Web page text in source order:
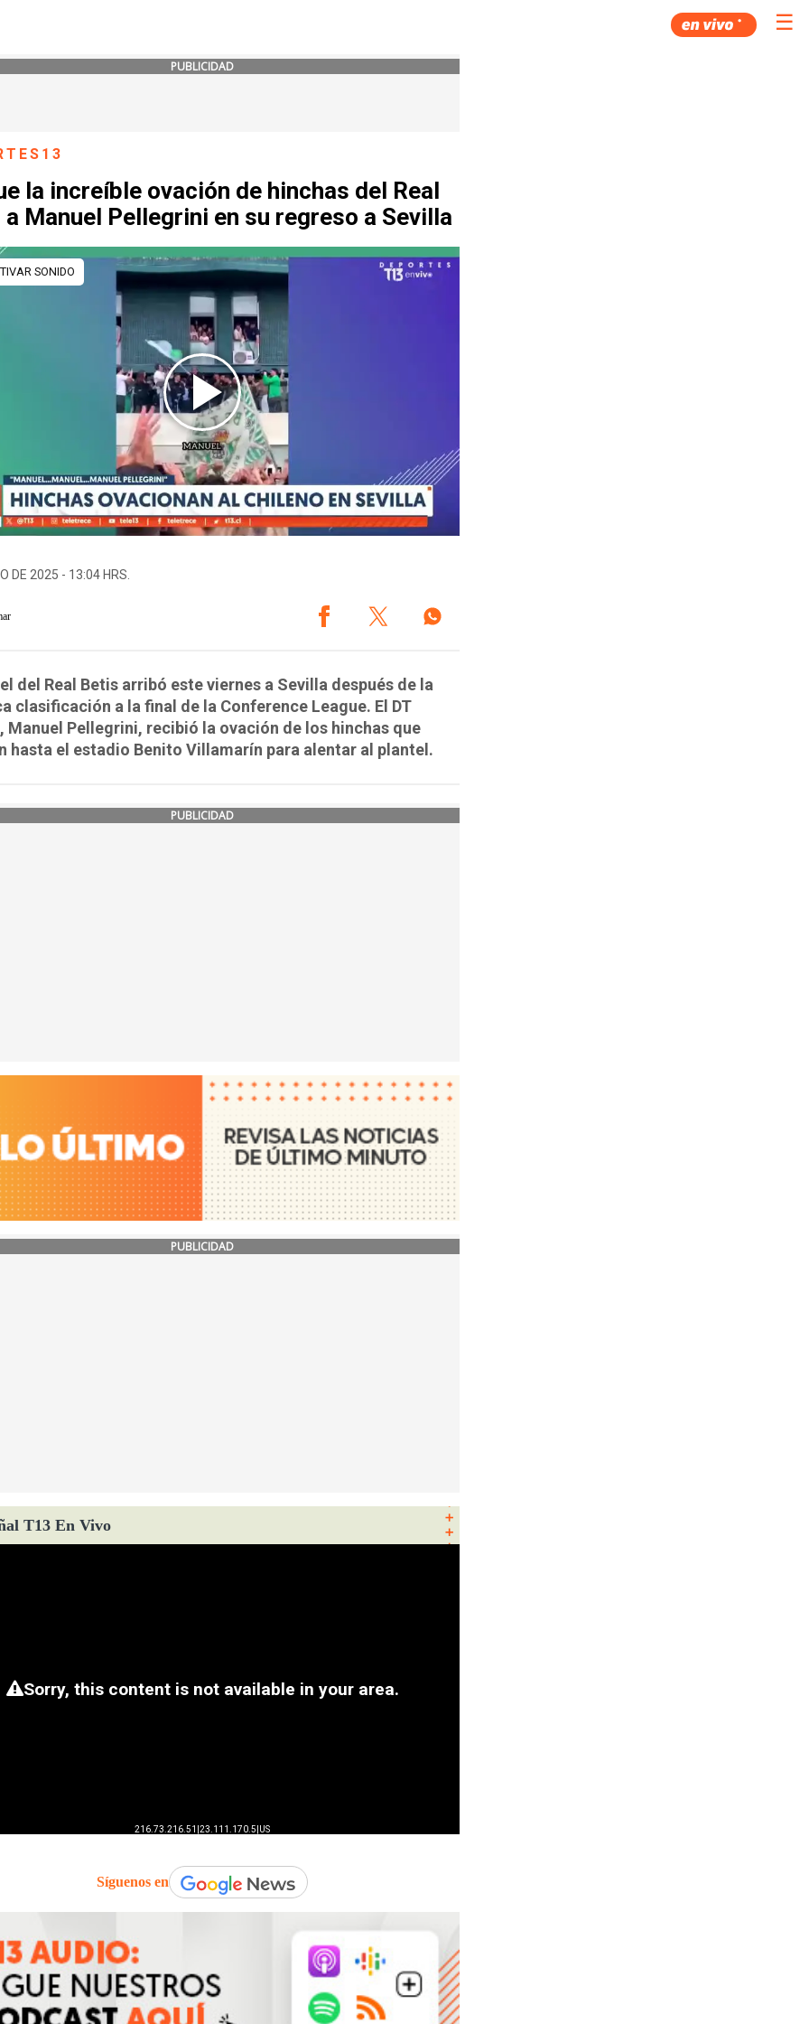
☰
PUBLICIDAD
la increíble ovación de hinchas del Real
Manuel Pellegrini en su regreso a Sevilla
DE 2025 - 13:04 HRS.
del Real Betis arribó este viernes a Sevilla después de la
clasificación a la final de la Conference League. El DT
Manuel Pellegrini, recibió la ovación de los hinchas que
hasta el estadio Benito Villamarín para alentar al plantel.
PUBLICIDAD
PUBLICIDAD
T13 En Vivo
Síguenos en